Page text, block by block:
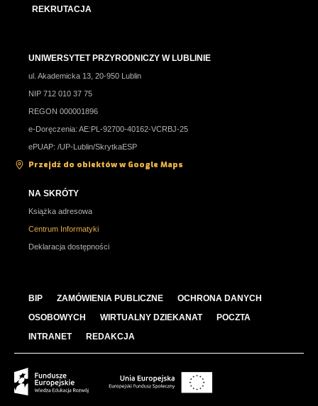
REKRUTACJA
UNIWERSYTET PRZYRODNICZY W LUBLINIE
ul. Akademicka 13, 20-950 Lublin
NIP 712 010 37 75
REGON 000001896
e-Doręczenia: AE:PL-92700-40162-VCRBJ-25
ePUAP: /UP-Lublin/SkrytkaESP
Przejdź do obiektów w Google Maps
NA SKRÓTY
Książka adresowa
Centrum Informatyki
Deklaracja dostępności
BIP ZAMÓWIENIA PUBLICZNE
OCHRONA DANYCH
OSOBOWYCH
WIRTUALNY DZIEKANAT
POCZTA
INTRANET
REDAKCJA